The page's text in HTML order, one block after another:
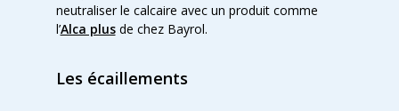
neutraliser le calcaire avec un produit comme
l’Alca plusde chez Bayrol.
Les écaillements